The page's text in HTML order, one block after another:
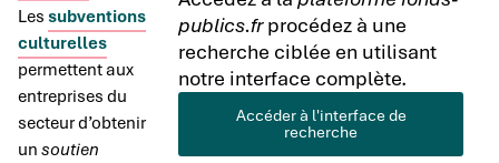
Les subventions
culturelles
permettent aux
entreprises du
secteur d’obtenir
un soutien
publics.frprocédez à une
recherche ciblée en utilisant
notre interface complète.
Accéder à l'interface de
recherche